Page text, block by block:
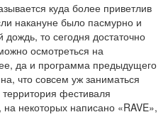
куда более приветлив
накануне было пасмурно и
то сегодня достаточно
осмотреться на
да и программа предыдущего
что совсем уж заниматься
фестиваля
некоторых написано «RAVE»,